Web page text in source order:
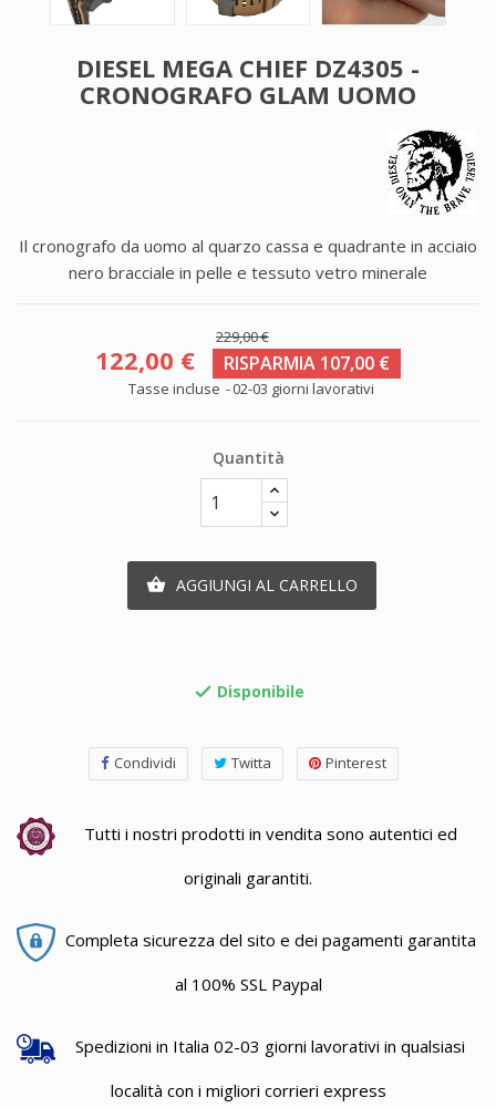
DIESEL MEGA CHIEF DZ4305 -
CRONOGRAFO GLAM UOMO
Il cronografo da uomo al quarzo cassa e quadrante in acciaio
nero bracciale in pelle e tessuto vetro minerale
229,00 €
122,00 € RISPARMIA 107,00 €
Tasse incluse 02-03 giorni lavorativi
Quantità
 AGGIUNGI AL CARRELLO
 Disponibile
Condividi Twitta Pinterest
Tutti i nostri prodotti in vendita sono autentici ed
originali garantiti.
Completa sicurezza del sito e dei pagamenti garantita
al 100% SSL Paypal
Spedizioni in Italia 02-03 giorni lavorativi in qualsiasi
località con i migliori corrieri express